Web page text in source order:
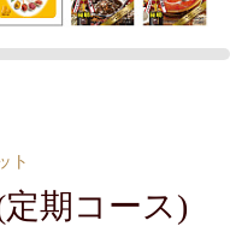
ト
期コース)